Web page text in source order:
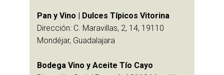
Pan y Vino | Dulces Típicos Vitorina
Dirección: C. Maravillas, 2, 14, 19110
Mondéjar, Guadalajara
Bodega Vino y Aceite Tío Cayo